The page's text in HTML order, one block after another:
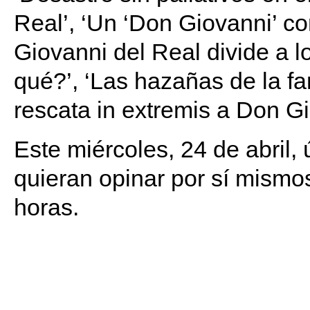
Real’, ‘Un ‘Don Giovanni’
Giovanni del Real divide a
qué?’, ‘Las hazañas de la
rescata in extremis a Don
Este miércoles, 24 de abril,
quieran opinar por sí
horas.